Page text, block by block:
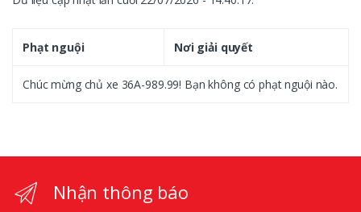
Phạt nguội Nơi giải quyết
Chúc mừng chủ xe 36A-989.99! Bạn không có phạt nguội nào.
Nhận thông báo